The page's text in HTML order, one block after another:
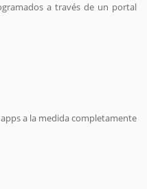
a través de un portal
a la medida completamente